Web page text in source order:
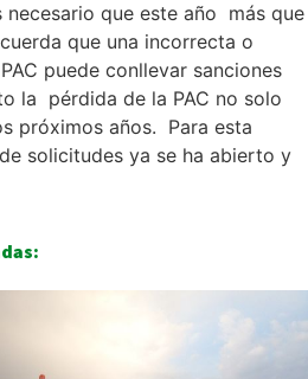
necesario que este año más que
que una incorrecta o
puede conllevar sanciones
la pérdida de la PAC no solo
próximos años. Para esta
solicitudes ya se ha abierto y